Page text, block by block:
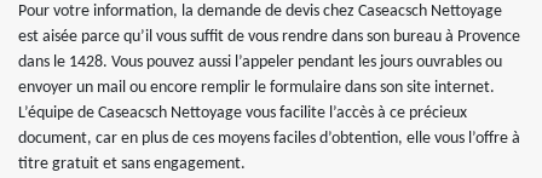
Pour votre information, la demande de devis chez Caseacsch Nettoyage
est aisée parce qu’il vous suffit de vous rendre dans son bureau à Provence
dans le 1428. Vous pouvez aussi l’appeler pendant les jours ouvrables ou
envoyer un mail ou encore remplir le formulaire dans son site internet.
L’équipe de Caseacsch Nettoyage vous facilite l’accès à ce précieux
document, car en plus de ces moyens faciles d’obtention, elle vous l’offre à
titre gratuit et sans engagement.